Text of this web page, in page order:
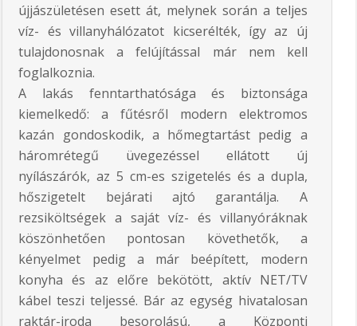
újjászületésen esett át, melynek során a teljes
víz- és villanyhálózatot kicserélték, így az új
tulajdonosnak a felújítással már nem kell
foglalkoznia.
A lakás fenntarthatósága és biztonsága
kiemelkedő: a fűtésről modern elektromos
kazán gondoskodik, a hőmegtartást pedig a
háromrétegű üvegezéssel ellátott új
nyílászárók, az 5 cm-es szigetelés és a dupla,
hőszigetelt bejárati ajtó garantálja. A
rezsiköltségek a saját víz- és villanyóráknak
köszönhetően pontosan követhetők, a
kényelmet pedig a már beépített, modern
konyha és az előre bekötött, aktív NET/TV
kábel teszi teljessé. Bár az egység hivatalosan
raktár-iroda besorolású, a Központi